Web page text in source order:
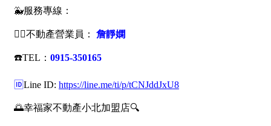
不拘
2房